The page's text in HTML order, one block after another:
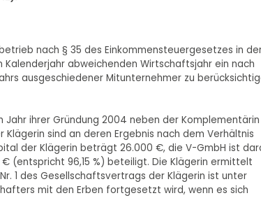
nach § 35 des Einkommensteuergesetzes in
abweichenden Wirtschaftsjahr ein nach
ausgeschiedener Mitunternehmer zu
Jahr ihrer Gründung 2004 neben der Komplementärin
sind an deren Ergebnis nach dem Verhältnis
der Klägerin beträgt 26.000 €, die V-GmbH ist
(entspricht 96,15 %) beteiligt. Die Klägerin ermittelt
1 des Gesellschaftsvertrags der Klägerin ist unter
mit den Erben fortgesetzt wird, wenn es sich